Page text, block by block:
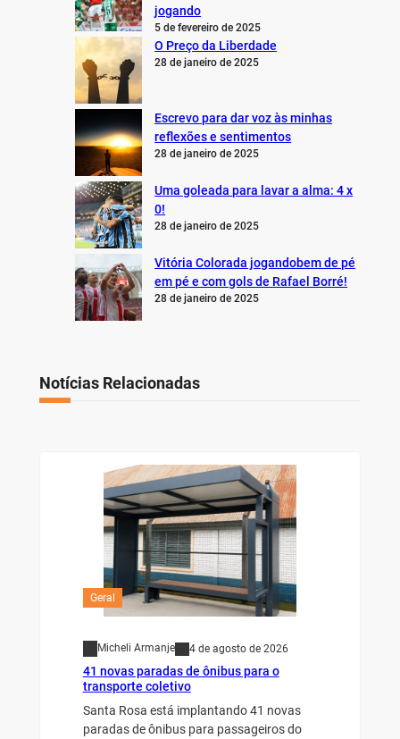
jogando
5 de fevereiro de 2025
O Preço da Liberdade
28 de janeiro de 2025
Escrevo para dar voz às minhas
reflexões e sentimentos
28 de janeiro de 2025
Uma goleada para lavar a alma: 4 x
0!
28 de janeiro de 2025
Vitória Colorada jogandobem de pé
em pé e com gols de Rafael Borré!
28 de janeiro de 2025
Notícias Relacionadas
Geral
Micheli Armanje 4 de agosto de 2026
41 novas paradas de ônibus para o
transporte coletivo
Santa Rosa está implantando 41 novas
paradas de ônibus para passageiros do